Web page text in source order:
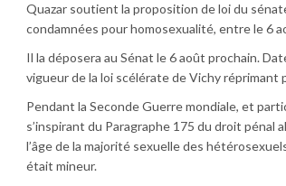
Quazar soutient la proposition de loi du
condamnées pour homosexualité, entre le 6
Il la déposera au Sénat le 6 août prochain.
vigueur de la loi scélérate de Vichy réprimant
Pendant la Seconde Guerre mondiale, et
s’inspirant du Paragraphe 175 du droit
l’âge de la majorité sexuelle des
était mineur.